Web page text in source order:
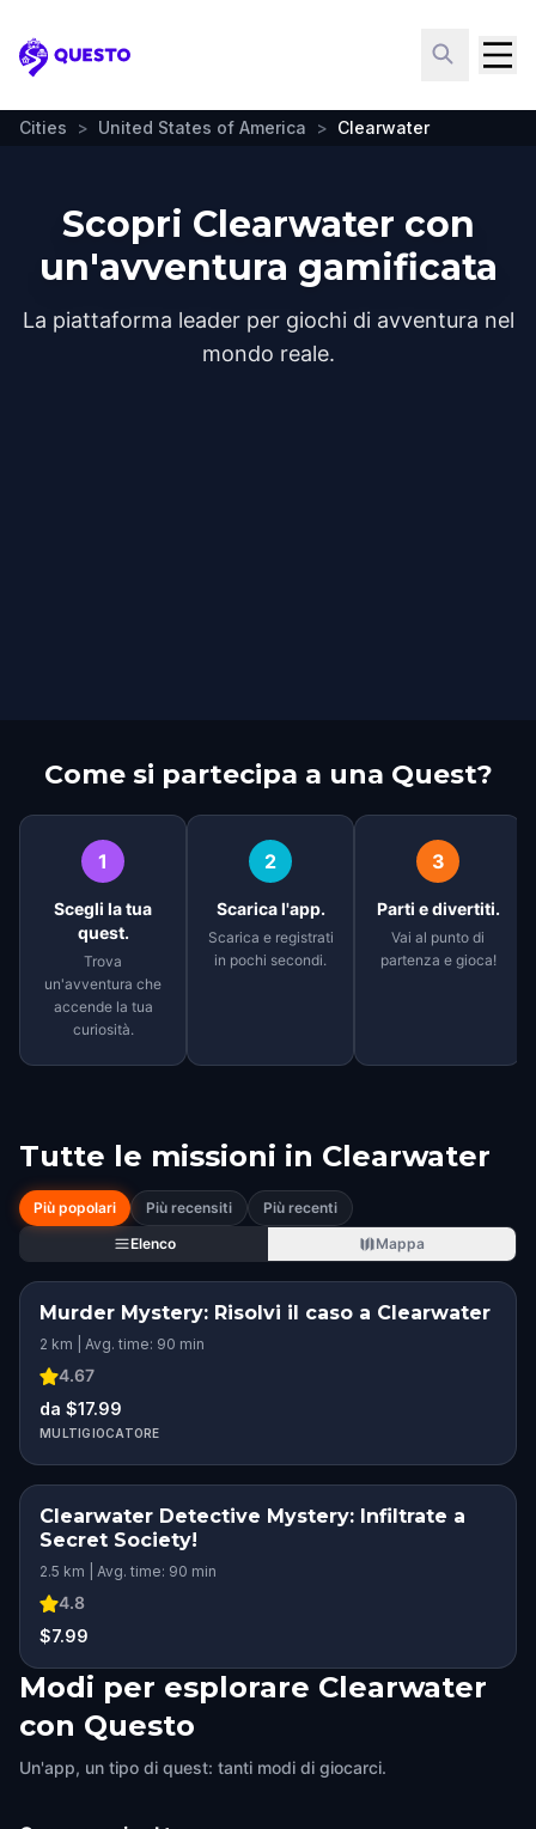
Questo
Cities > United States of America > Clearwater
Scopri Clearwater con
un'avventura gamificata
La piattaforma leader per giochi di avventura nel
mondo reale.
Come si partecipa a una Quest?
1
Scegli la tua
quest.
Trova
un'avventura che
accende la tua
curiosità.
2
Scarica l'app.
Scarica e registrati
in pochi secondi.
3
Parti e divertiti.
Vai al punto di
partenza e gioca!
Tutte le missioni in Clearwater
Più popolari Più recensiti
Più recenti
Elenco
Mappa
Murder Mystery: Risolvi il caso a Clearwater
2 km | Avg. time: 90 min
4.67
da $17.99
MULTIGIOCATORE
Clearwater Detective Mystery: Infiltrate a
Secret Society!
2.5 km | Avg. time: 90 min
4.8
$7.99
Modi per esplorare Clearwater
con Questo
Un'app, un tipo di quest: tanti modi di giocarci.